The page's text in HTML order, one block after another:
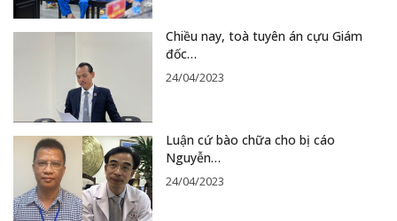
Chiều nay, toà tuyên án cựu Giám
đốc…
24/04/2023
Luận cứ bào chữa cho bị cáo
Nguyễn…
24/04/2023